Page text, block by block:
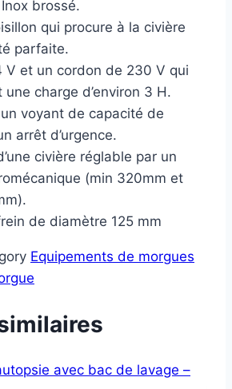
brossé.
qui procure à la civière
parfaite.
V et un cordon de 230 V qui
charge d’environ 3 H.
voyant de capacité de
arrêt d’urgence.
civière réglable par un
(min 320mm et
de diamètre 125 mm
Equipements de morgues